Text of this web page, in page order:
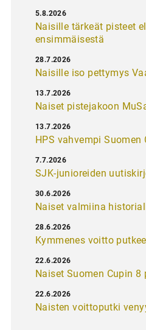
Naisille tärkeät pisteet
ensimmäisestä
5.8.2026
Naisille iso pettymys
28.7.2026
Naiset pistejakoon
13.7.2026
HPS vahvempi Suomen
13.7.2026
SJK-junioreiden
7.7.2026
Naiset valmiina
30.6.2026
Kymmenes voitto
28.6.2026
Naiset Suomen Cupin
22.6.2026
Naisten voittoputki
22.6.2026